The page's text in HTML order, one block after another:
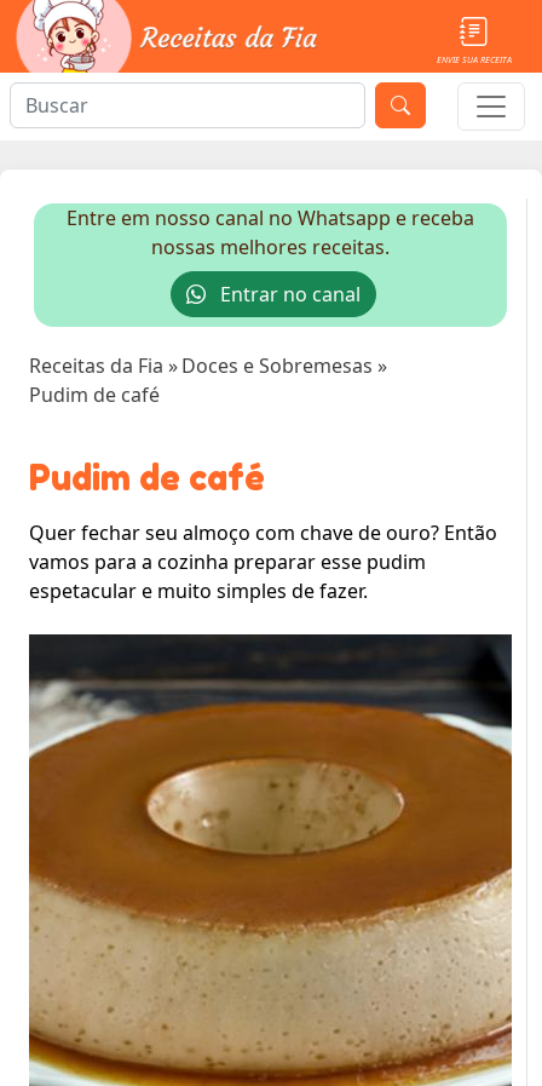
ENVIE SUA RECEITA
Entre em nosso canal no Whatsapp e receba
nossas melhores receitas.
Entrar no canal
Receitas da Fia »Doces e Sobremesas »
Pudim de café
Pudim de café
Quer fechar seu almoço com chave de ouro? Então
vamos para a cozinha preparar esse pudim
espetacular e muito simples de fazer.